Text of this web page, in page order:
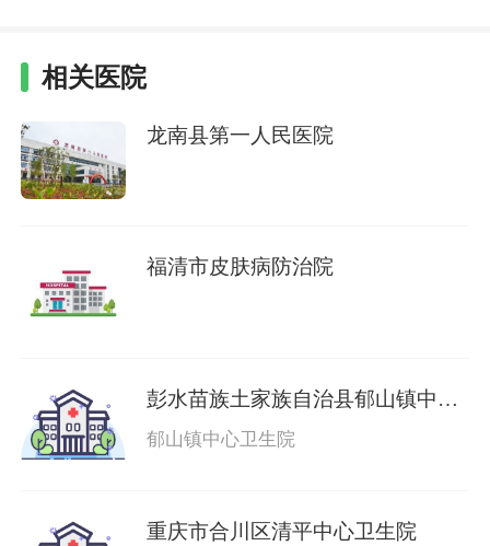
相关医院
龙南县第一人民医院
福清市皮肤病防治院
彭水苗族土家族自治县郁山镇中心
卫生院
郁山镇中心卫生院
重庆市合川区清平中心卫生院